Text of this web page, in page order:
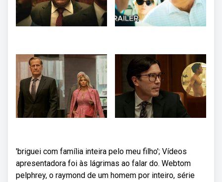
'briguei com família inteira pelo meu filho'; Vídeos
apresentadora foi às lágrimas ao falar do. Webtom
pelphrey, o raymond de um homem por inteiro, série